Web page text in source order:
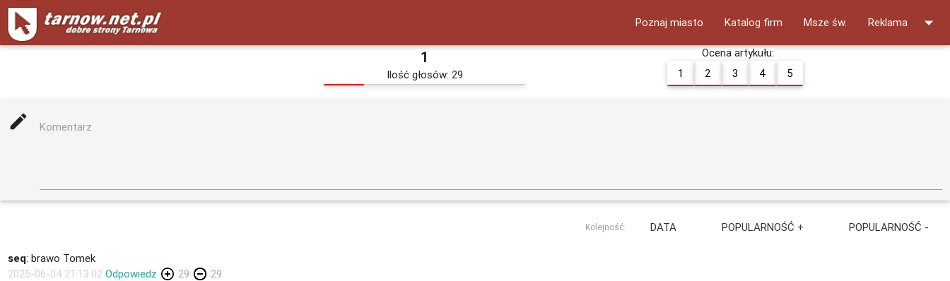
Poznaj miasto Katalog firm Msze św. Reklama arrow_drop_down
1
Ilość głosów: 29
Ocena artykułu:
1
2 3 4 5
mode_edit Komentarz
Kolejność: DATA POPULARNOŚĆ + POPULARNOŚĆ -
seq: brawo Tomek
2025-06-04 21:13:02 Odpowiedz 29 29